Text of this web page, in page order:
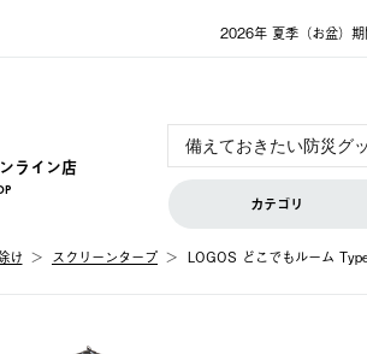
2026年 夏季（お盆）期
ライン店
カテゴリ
け スクリーンタープ LOGOS どこでもルーム